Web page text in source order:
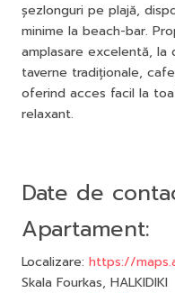
șezlonguri pe plajă,
minime la beach-bar.
amplasare excelentă, la
taverne tradiționale,
oferind acces facil la
relaxant.
Date de
Apartament:
Localizare: https://
Skala Fourkas, HALKIDIKI